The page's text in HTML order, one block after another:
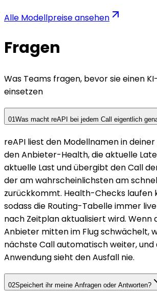
Alle Modellpreise ansehen
Fragen
Was Teams fragen, bevor sie einen
einsetzen
01Was macht reAPI bei jedem Call eigentlich
reAPI liest den Modellnamen in
den Anbieter-Health, die aktuelle
aktuelle Last und übergibt den Call
der am wahrscheinlichsten am
zurückkommt. Health-Checks laufen
sodass die Routing-Tabelle immer
nach Zeitplan aktualisiert wird. Wenn
Anbieter mitten im Flug schwächelt,
nächste Call automatisch weiter, und
Anwendung sieht den Ausfall nie.
02Speichert ihr meine Anfragen oder Antworten?